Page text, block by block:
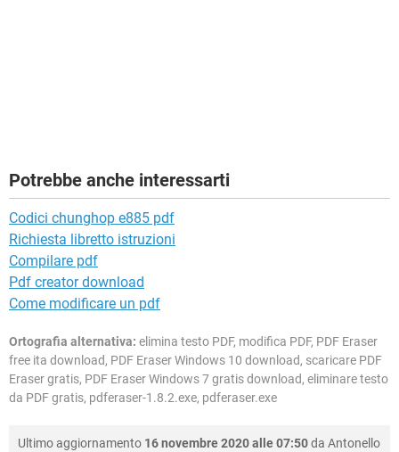
Potrebbe anche interessarti
Codici chunghop e885 pdf
Richiesta libretto istruzioni
Compilare pdf
Pdf creator download
Come modificare un pdf
Ortografia alternativa: elimina testo PDF, modifica PDF, PDF Eraser
free ita download, PDF Eraser Windows 10 download, scaricare PDF
Eraser gratis, PDF Eraser Windows 7 gratis download, eliminare testo
da PDF gratis, pdferaser-1.8.2.exe, pdferaser.exe
Ultimo aggiornamento 16 novembre 2020 alle 07:50da Antonello